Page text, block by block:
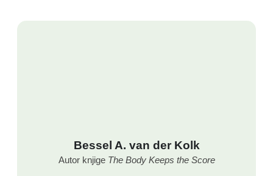
Bessel A. van der Kolk
Autor knjige The Body Keeps the Score